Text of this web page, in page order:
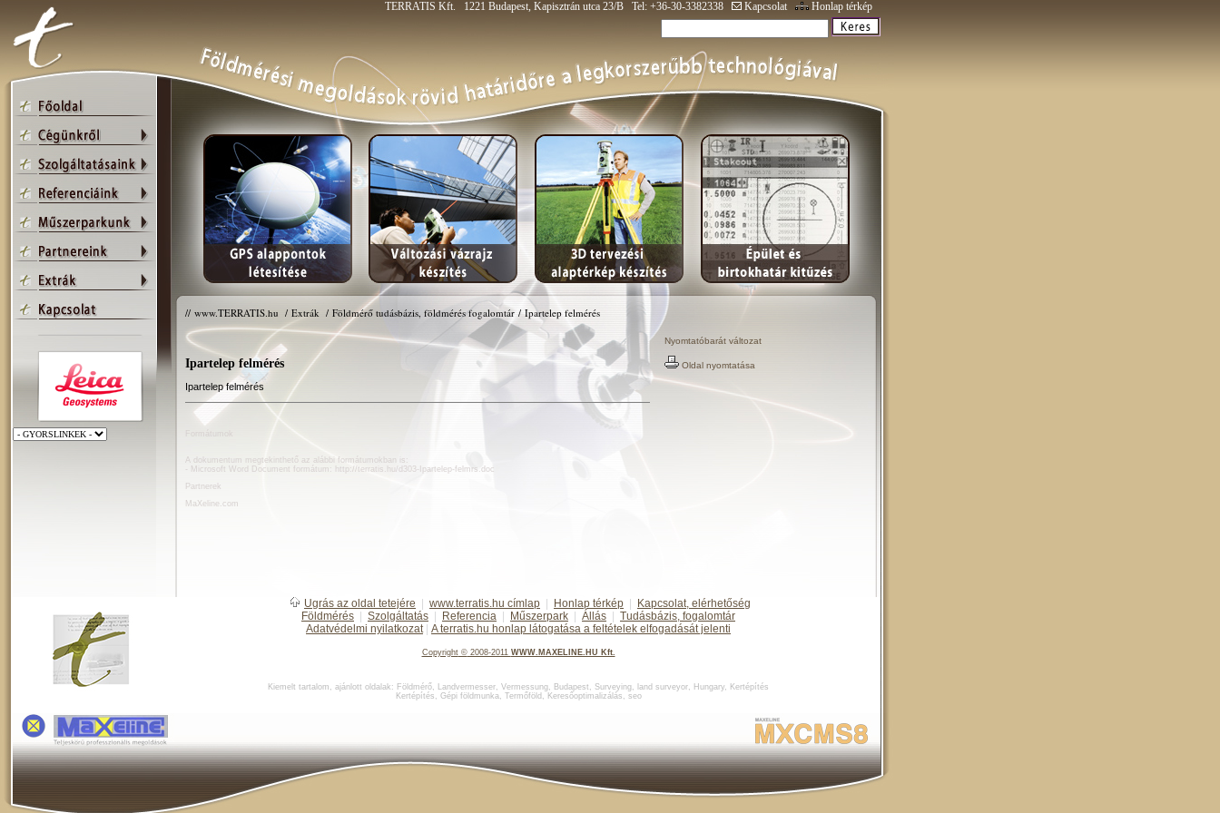
TERRATIS Kft. 1221 Budapest, Kapisztrán utca 23/B Tel: +36-30-3382338 Kapcsolat Honlap térkép
// www.TERRATIS.hu / Extrák / Földmérő tudásbázis, földmérés fogalomtár /Ipartelep felmérés
Ipartelep felmérés
Ipartelep felmérés
A dokumentum megtekinthető az alábbi formátumokban is:
- Microsoft Word Document formátum:
http://terratis.hu/d303-Ipartelep-felmrs.doc
Partnerek
MaXeline.com
Nyomtatóbarát változat
Oldal nyomtatása
Ugrás az oldal tetejére www.terratis.hu címlap Honlap térkép
Kapcsolat, elérhetőség
Földmérés
Szolgáltatás Referencia Műszerpark Állás
Tudásbázis, fogalomtár
Adatvédelmi nyilatkozat
A terratis.hu honlap látogatása a feltételek elfogadását jelenti
Copyright©2008-2011 WWW.MAXELINE.HU Kft.
Kiemelt tartalom, ajánlott oldalak: Földmérő, Landvermesser, Vermessung, Budapest , Surveying, land surveyor, Hungary, Kertépítés
Kertépítés , Gépi földmunka, Termőföld , Keresőoptimalizálás , seo